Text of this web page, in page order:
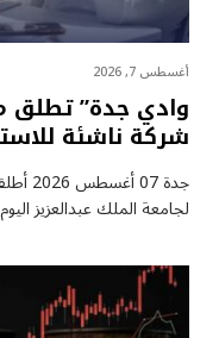
أغسطس 7, 2026
شركة ناشئة
جدة
لجامعة الملك عبدالعزيز